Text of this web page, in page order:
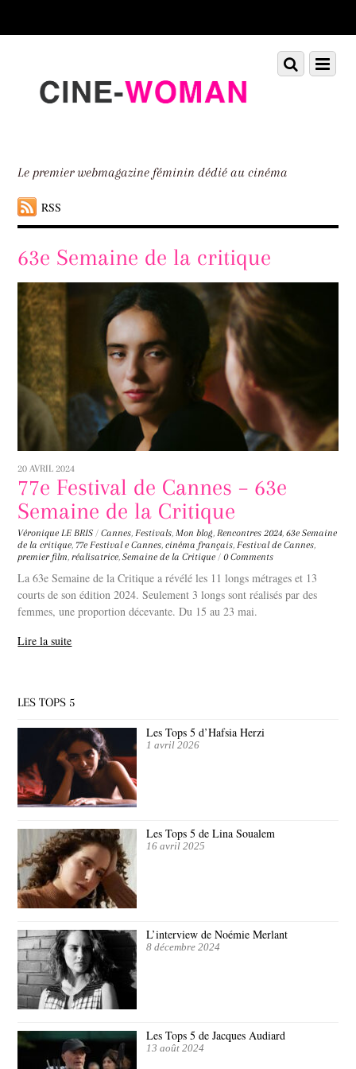
down
Le premier webmagazine féminin dédié au cinéma
RSS
Menu
Scroll
down
63e Semaine de la critique
20 AVRIL 2024
77e Festival de Cannes – 63e
Semaine de la Critique
Véronique LE BRIS / Cannes, Festivals, Mon blog, Rencontres 2024,63e Semaine
de la critique,77e Festival e Cannes,cinéma français, Festival de Cannes,
premier film, réalisatrice,Semaine de la Critique / 0 Comments
La 63e Semaine de la Critique a révélé les 11 longs métrages et 13
courts de son édition 2024. Seulement 3 longs sont réalisés par des
femmes, une proportion décevante. Du 15 au 23 mai.
Lire la suite
LES TOPS 5
Les Tops 5 d’Hafsia Herzi
1 avril 2026
Les Tops 5 de Lina Soualem
16 avril 2025
L’interview de Noémie Merlant
8 décembre 2024
Les Tops 5 de Jacques Audiard
13 août 2024